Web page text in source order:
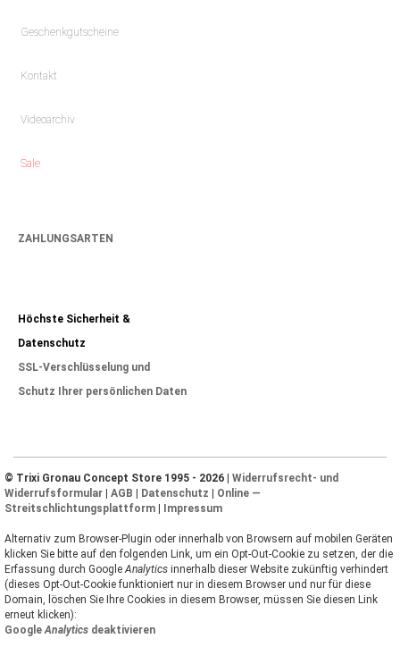
Geschenkgutscheine
Kontakt
Videoarchiv
Sale
ZAHLUNGSARTEN
Höchste Sicherheit &
Datenschutz
SSL-Verschlüsselung und
Schutz Ihrer persönlichen Daten
© Trixi Gronau Concept Store 1995 - 2026 | Widerrufsrecht- und
Widerrufsformular | AGB | Datenschutz | Online —
Streitschlichtungsplattform | Impressum
Alternativ zum Browser-Plugin oder innerhalb von Browsern auf mobilen Geräten
klicken Sie bitte auf den folgenden Link, um ein Opt-Out-Cookie zu setzen, der die
Erfassung durch Google Analytics innerhalb dieser Website zukünftig verhindert
(dieses Opt-Out-Cookie funktioniert nur in diesem Browser und nur für diese
Domain, löschen Sie Ihre Cookies in diesem Browser, müssen Sie diesen Link
erneut klicken):
Google Analytics deaktivieren